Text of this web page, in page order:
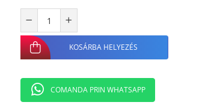
KOSÁRBA HELYEZÉS
COMANDA PRIN WHATSAPP